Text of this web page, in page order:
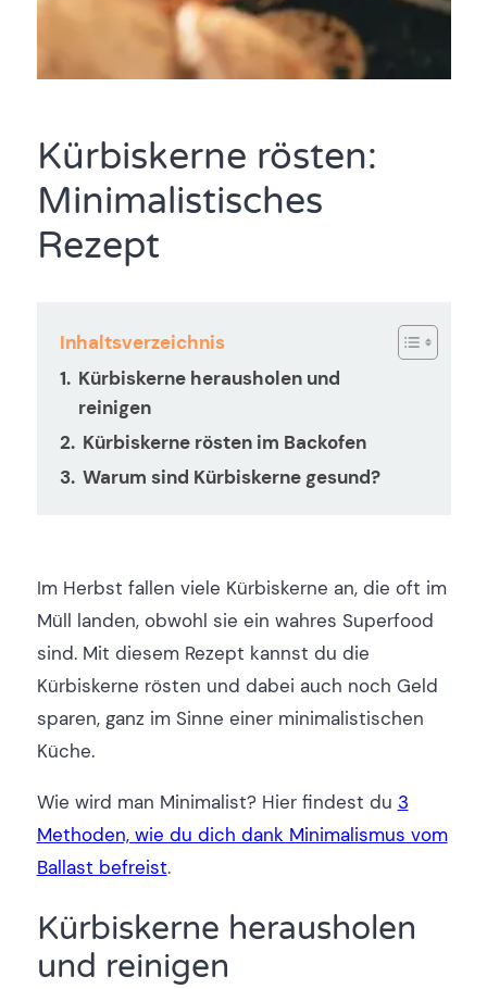
Kürbiskerne rösten:
Minimalistisches
Rezept
Inhaltsverzeichnis
Kürbiskerne herausholen und
reinigen
Kürbiskerne rösten im Backofen
Warum sind Kürbiskerne gesund?
Im Herbst fallen viele Kürbiskerne an, die oft im
Müll landen, obwohl sie ein wahres Superfood
sind. Mit diesem Rezept kannst du die
Kürbiskerne rösten und dabei auch noch Geld
sparen, ganz im Sinne einer minimalistischen
Küche.
Wie wird man Minimalist? Hier findest du 3
Methoden, wie du dich dank Minimalismus vom
Ballast befreist.
Kürbiskerne herausholen
und reinigen